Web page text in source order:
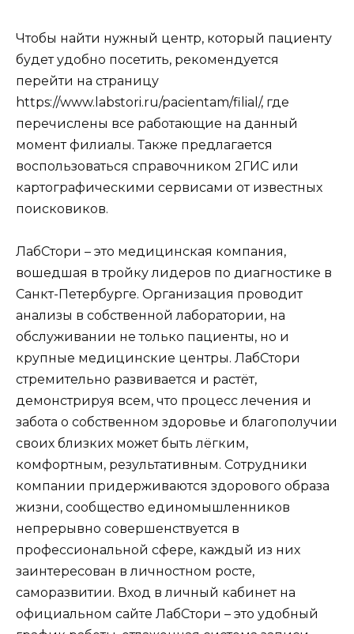
Чтобы найти нужный центр, который пациенту
будет удобно посетить, рекомендуется
перейти на страницу
https://www.labstori.ru/pacientam/filial/, где
перечислены все работающие на данный
момент филиалы. Также предлагается
воспользоваться справочником 2ГИС или
картографическими сервисами от известных
поисковиков.
ЛабСтори – это медицинская компания,
вошедшая в тройку лидеров по диагностике в
Санкт-Петербурге. Организация проводит
анализы в собственной лаборатории, на
обслуживании не только пациенты, но и
крупные медицинские центры. ЛабСтори
стремительно развивается и растёт,
демонстрируя всем, что процесс лечения и
забота о собственном здоровье и благополучии
своих близких может быть лёгким,
комфортным, результативным. Сотрудники
компании придерживаются здорового образа
жизни, сообщество единомышленников
непрерывно совершенствуется в
профессиональной сфере, каждый из них
заинтересован в личностном росте,
саморазвитии. Вход в личный кабинет на
официальном сайте ЛабСтори – это удобный